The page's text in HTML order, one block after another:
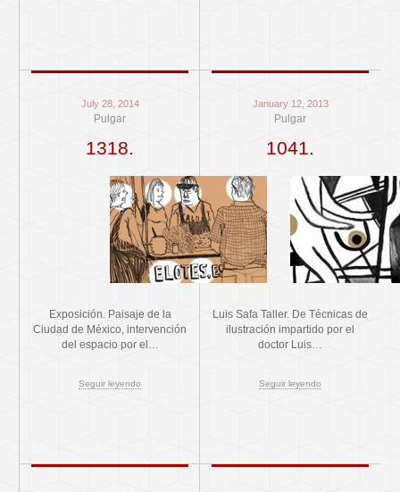
July 28, 2014
Pulgar
1318.
Exposición. Paisaje de la
Ciudad de México, intervención
del espacio por el…
Seguir leyendo
January 12, 2013
Pulgar
1041.
Luis Safa Taller. De Técnicas de
ilustración impartido por el
doctor Luis…
Seguir leyendo